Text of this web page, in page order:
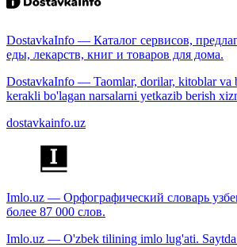
DostavkaInfo — Каталог сервисов,
еды, лекарств, книг и товаров для дома.
DostavkaInfo — Taomlar, dorilar, kitoblar va
kerakli bo'lagan narsalarni yetkazib berish
dostavkainfo.uz
Imlo.uz — Орфографический словарь
более 87 000 слов.
Imlo.uz — O'zbek tilining imlo lug'ati. Saytda